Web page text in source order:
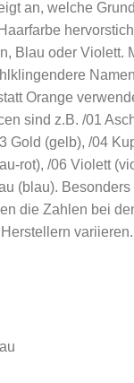
an, welche
Blau oder Violett.
Orange
sind z.B. /01
Gold (gelb), /04
rot), /06 Violett
(blau). Besonders
die Zahlen bei
variieren.